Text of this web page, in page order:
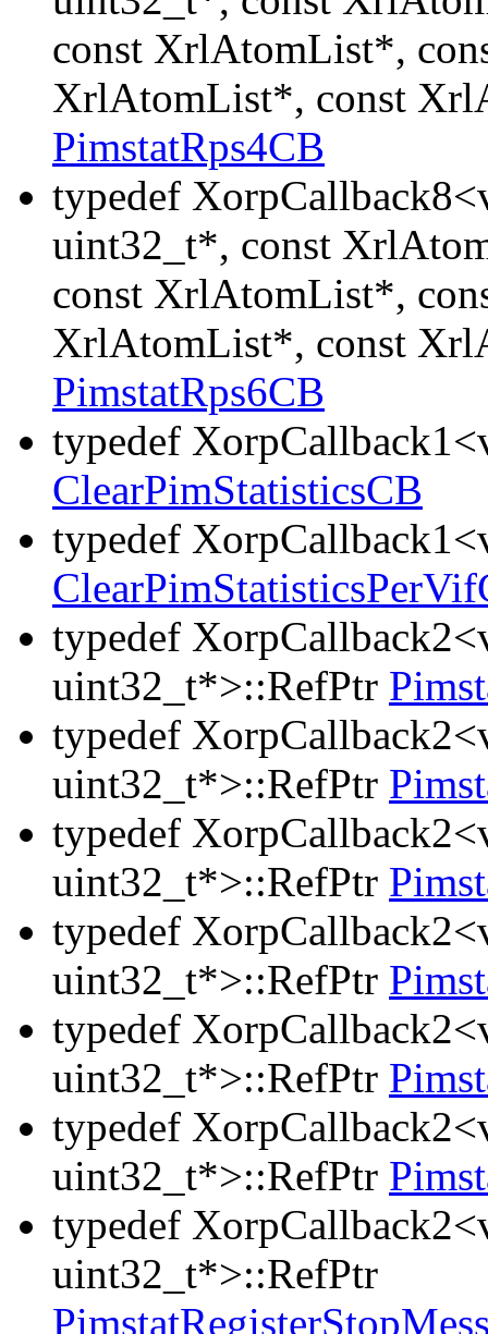
const XrlAtomList*,
XrlAtomList*, const
PimstatRps4CB
typedef
uint32_t*, const
const XrlAtomList*,
XrlAtomList*, const
PimstatRps6CB
typedef
ClearPimStatisticsCB
typedef
typedef
uint32_t*>::RefPtr
typedef
uint32_t*>::RefPtr
typedef
uint32_t*>::RefPtr
typedef
uint32_t*>::RefPtr
typedef
uint32_t*>::RefPtr
typedef
uint32_t*>::RefPtr
typedef
uint32_t*>::RefPtr